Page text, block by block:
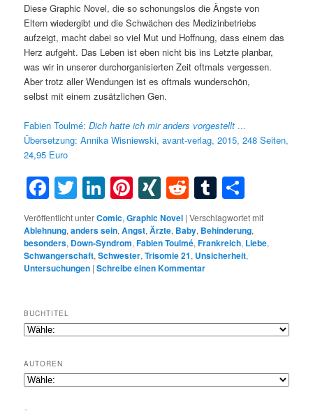
Diese Graphic Novel, die so schonungslos die Ängste von
Eltern wiedergibt und die Schwächen des Medizinbetriebs
aufzeigt, macht dabei so viel Mut und Hoffnung, dass einem das
Herz aufgeht. Das Leben ist eben nicht bis ins Letzte planbar,
was wir in unserer durchorganisierten Zeit oftmals vergessen.
Aber trotz aller Wendungen ist es oftmals wunderschön,
selbst mit einem zusätzlichen Gen.
Fabien Toulmé:Dich hatte ich mir anders vorgestellt …
Übersetzung: Annika Wisniewski, avant-verlag, 2015, 248 Seiten,
24,95 Euro
Facebook
Twitter
LinkedIn
Pinterest
XINGRedditTumblr
Veröffentlicht unterComic,Graphic Novel |Verschlagwortet mit
Ablehnung,anders sein,Angst,Ärzte, Baby, Behinderung,
besonders, Down-Syndrom,Fabien Toulmé,Frankreich, Liebe,
Schwangerschaft,Schwester,Trisomie 21, Unsicherheit,
Untersuchungen |Schreibe einen Kommentar
BUCHTITEL
AUTOREN